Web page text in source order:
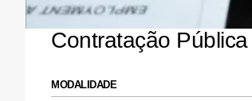
Contratação
MODALIDADE